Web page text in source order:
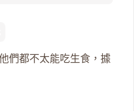
們都不太能吃生食，據